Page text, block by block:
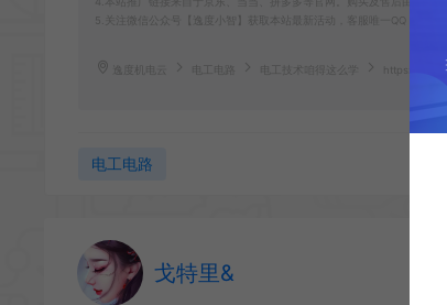
5.关注微信公众号【逸度小智】获取本站最新活动，客服唯一QQ：
逸度机电云 电工电路 https://
电工电路
戈特里&